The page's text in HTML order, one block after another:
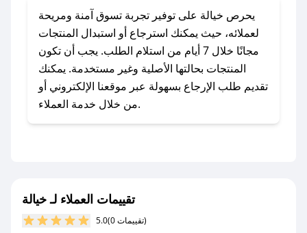
### كيف تحصل على كوبونات خصم حصرية من
خيالة؟
للحصول على كوبونات وخصومات حصرية، قم بما
يلي:
- اضغط على أيقونة متابعة لمتجر خيالة في تطبيق
صحصح.
مع صحصح، تسوق بذكاء ووفّر على كل مشترياتك مع
يحرص خيالة على توفير تجربة تسوق آمنة ومريحة
لعملائه، حيث يمكنك استرجاع أو استبدال المنتجات
مجانًا خلال 7 أيام من استلام الطلب. يجب أن تكون
المنتجات بحالتها الأصلية وغير مستخدمة. يمكنك
تقديم طلب الإرجاع بسهولة عبر موقعنا الإلكتروني أو
من خلال خدمة العملاء.
تقييمات العملاء لـ خيالة
5.0 (0 تقييمات)